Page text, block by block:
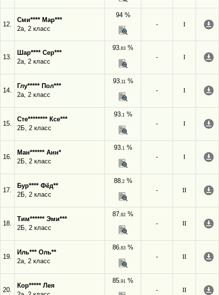
12.
Сми**** Мар***
2а, 2 класс
94 %
-
I
13.
Шар**** Сер***
2а, 2 класс
93,83 %
-
I
14.
Глу***** Пол***
2а, 2 класс
93,11%
-
I
15.
Сте******** Ксе***
2Б, 2 класс
93,1%
-
I
16.
Ман****** Анн*
2Б, 2 класс
93,1%
-
I
17.
Бур**** Фёд**
2Б, 2 класс
88,2%
-
II
18.
Тим****** Эми***
2Б, 2 класс
87,82 %
-
II
19.
Иль*** Оль**
2а, 2 класс
86,83 %
-
II
20.
Кор***** Лея
85,91 %
-
II